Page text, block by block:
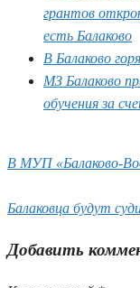
грантов
есть Балаково
В Балаково
МЗ Балаково
обучения за
В МУП «Балаково-
Балаковца будут
Добавить